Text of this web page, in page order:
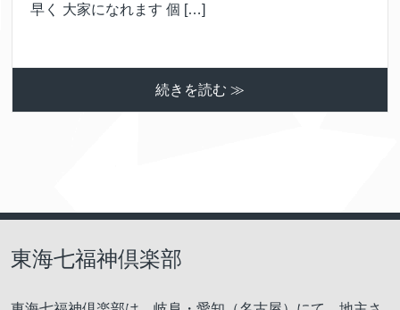
早く 大家になれます 個 […]
続きを読む ≫
東海七福神倶楽部